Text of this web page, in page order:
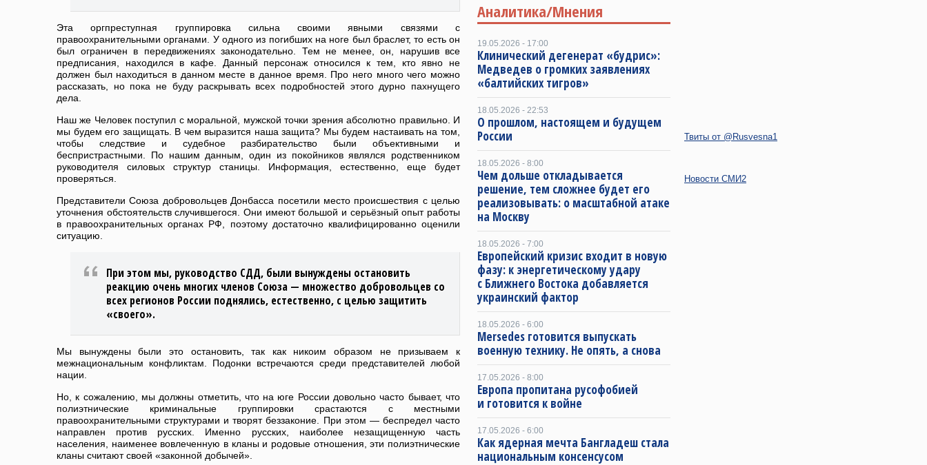
Эта оргпреступная группировка сильна своими явными связями с
правоохранительными органами. У одного из погибших на ноге был браслет, то есть он
был ограничен в передвижениях законодательно. Тем не менее, он, нарушив все
предписания, находился в кафе. Данный персонаж относился к тем, кто явно не
должен был находиться в данном месте в данное время. Про него много чего можно
рассказать, но пока не буду раскрывать всех подробностей этого дурно пахнущего
дела.
Наш же Человек поступил с моральной, мужской точки зрения абсолютно правильно. И
мы будем его защищать. В чем выразится наша защита? Мы будем настаивать на том,
чтобы следствие и судебное разбирательство были объективными и
беспристрастными. По нашим данным, один из покойников являлся родственником
руководителя силовых структур станицы. Информация, естественно, еще будет
проверяться.
Представители Союза добровольцев Донбасса посетили место происшествия с целью
уточнения обстоятельств случившегося. Они имеют большой и серьёзный опыт работы
в правоохранительных органах РФ, поэтому достаточно квалифицированно оценили
ситуацию.
При этом мы, руководство СДД, были вынуждены остановить
реакцию очень многих членов Союза — множество добровольцев со
всех регионов России поднялись, естественно, с целью защитить
«своего».
Мы вынуждены были это остановить, так как никоим образом не призываем к
межнациональным конфликтам. Подонки встречаются среди представителей любой
нации.
Но, к сожалению, мы должны отметить, что на юге России довольно часто бывает, что
полиэтнические криминальные группировки срастаются с местными
правоохранительными структурами и творят беззаконие. При этом — беспредел часто
направлен против русских. Именно русских, наиболее незащищенную часть
населения, наименее вовлеченную в кланы и родовые отношения, эти полиэтнические
кланы считают своей «законной добычей».
Аналитика/Мнения
19.05.2026 - 17:00
Клинический дегенерат «будрис»:
Медведев о громких заявлениях
«балтийских тигров»
18.05.2026 - 22:53
О прошлом, настоящем и будущем
России
18.05.2026 - 8:00
Чем дольше откладывается
решение, тем сложнее будет его
реализовывать: о масштабной атаке
на Москву
18.05.2026 - 7:00
Европейский кризис входит в новую
фазу: к энергетическому удару
с Ближнего Востока добавляется
украинский фактор
18.05.2026 - 6:00
Mersedes готовится выпускать
военную технику. Не опять, а снова
17.05.2026 - 8:00
Европа пропитана русофобией
и готовится к войне
17.05.2026 - 6:00
Как ядерная мечта Бангладеш стала
национальным консенсусом
Твиты от @Rusvesna1
Новости СМИ2